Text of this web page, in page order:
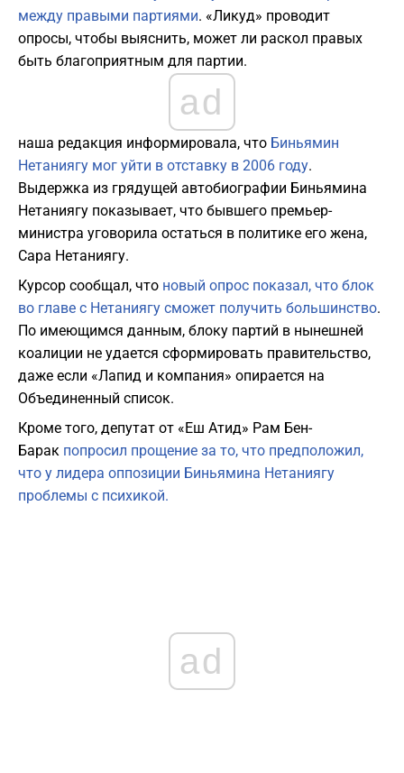
между правыми партиями. «Ликуд» проводит
опросы, чтобы выяснить, может ли раскол правых
быть благоприятным для партии.
ad
наша редакция информировала, что Биньямин
Нетаниягу мог уйти в отставку в 2006 году.
Выдержка из грядущей автобиографии Биньямина
Нетаниягу показывает, что бывшего премьер-
министра уговорила остаться в политике его жена,
Сара Нетаниягу.
Курсор сообщал, что новый опрос показал, что блок
во главе с Нетаниягу сможет получить большинство.
По имеющимся данным, блоку партий в нынешней
коалиции не удается сформировать правительство,
даже если «Лапид и компания» опирается на
Объединенный список.
Кроме того, депутат от «Еш Атид» Рам Бен-
Барак попросил прощение за то, что предположил,
что у лидера оппозиции Биньямина Нетаниягу
проблемы с психикой.
ad